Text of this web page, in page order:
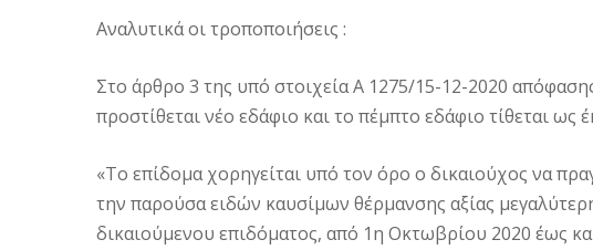
Αναλυτικά οι τροποποιήσεις :
Στο άρθρο 3 της υπό στοιχεία Α 1275/15-12-2020
προστίθεται νέο εδάφιο και το πέμπτο εδάφιο τίθεται ως
«Το επίδομα χορηγείται υπό τον όρο ο δικαιούχος να
την παρούσα ειδών καυσίμων θέρμανσης αξίας
δικαιούμενου επιδόματος, από 1η Οκτωβρίου 2020 έως